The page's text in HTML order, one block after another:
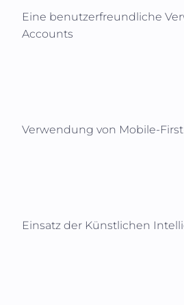
Eine benutzerfreundliche
Accounts
Verwendung von Mobile-
Einsatz der Künstlichen